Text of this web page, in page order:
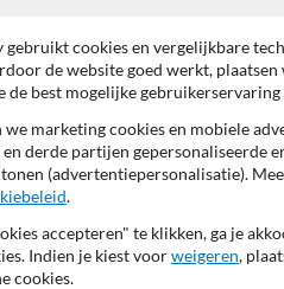
Of
gebruikt cookies en vergelijkbare
de website goed werkt,
de best mogelijke gebruikerservaring
we marketing cookies en mobiele
derde partijen gepersonaliseerde
(advertentiepersonalisatie).
.
accepteren" te klikken, ga je
Indien je kiest voorweigeren,
cookies.